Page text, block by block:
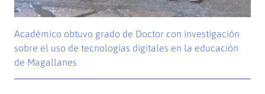
Académico obtuvo grado de Doctor con investigación
sobre el uso de tecnologías digitales en la educación
de Magallanes